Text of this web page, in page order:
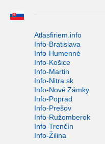
Atlasfiriem.info
Info-Bratislava
Info-Humenné
Info-Košice
Info-Martin
Info-Nitra.sk
Info-Nové Zámky
Info-Poprad
Info-Prešov
Info-Ružomberok
Info-Trenčín
Info-Žilina